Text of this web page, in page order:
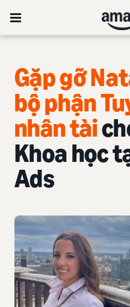
Gặp gỡ
bộ phận
nhân tài
Khoa học
Ads